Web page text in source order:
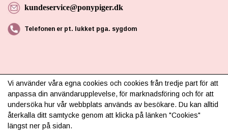
kundeservice@ponypiger.dk
Telefonen er pt. lukket pga. sygdom
INFORMATION
Om os
Vi använder våra egna cookies och cookies från tredje part för att
anpassa din användarupplevelse, för marknadsföring och för att
undersöka hur vår webbplats används av besökare. Du kan alltid
återkalla ditt samtycke genom att klicka på länken "Cookies"
längst ner på sidan.